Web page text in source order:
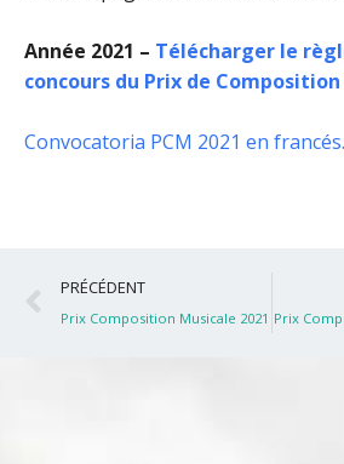
Année 2021 – Télécharger le
concours du Prix de
Convocatoria PCM 2021 en
Précédent
PRÉCÉDENT
Prix Composition Musicale 2021 Prix